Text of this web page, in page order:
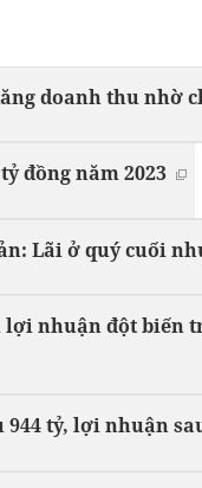
doanh thu nhờ
đồng năm 2023
Lãi ở quý cuối
nhuận đột biến
944 tỷ, lợi nhuận